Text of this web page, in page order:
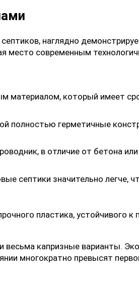
наглядно
место современным
материалом, который имеет
полностью герметичные
в отличие от бетона
септики значительно легче,
пластика, устойчивого
капризные варианты.
многократно превысят